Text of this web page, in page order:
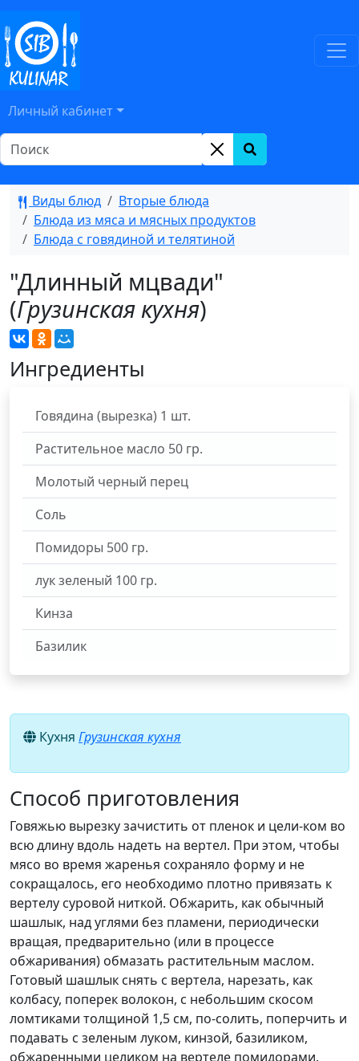
Личный кабинет
Виды блюд
Вторые блюда
Блюда из мяса и мясных продуктов
Блюда с говядиной и телятиной
"Длинный мцвади"
(Грузинская кухня)
Ингредиенты
Говядина (вырезка) 1 шт.
Растительное масло 50 гр.
Молотый черный перец
Соль
Помидоры 500 гр.
лук зеленый 100 гр.
Кинза
Базилик
Кухня Грузинская кухня
Способ приготовления
Говяжью вырезку зачистить от пленок и цели-ком во
всю длину вдоль надеть на вертел. При этом, чтобы
мясо во время жаренья сохраняло форму и не
сокращалось, его необходимо плотно привязать к
вертелу суровой ниткой. Обжарить, как обычный
шашлык, над углями без пламени, периодически
вращая, предварительно (или в процессе
обжаривания) обмазать растительным маслом.
Готовый шашлык снять с вертела, нарезать, как
колбасу, поперек волокон, с небольшим скосом
ломтиками толщиной 1,5 см, по-солить, поперчить и
подавать с зеленым луком, кинзой, базиликом,
обжаренными целиком на вертеле помидорами.